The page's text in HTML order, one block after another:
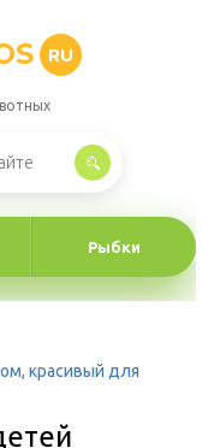
RU
Рыбки
красивый для